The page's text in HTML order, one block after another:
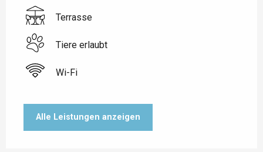
Terrasse
Tiere erlaubt
Wi-Fi
Alle Leistungen anzeigen